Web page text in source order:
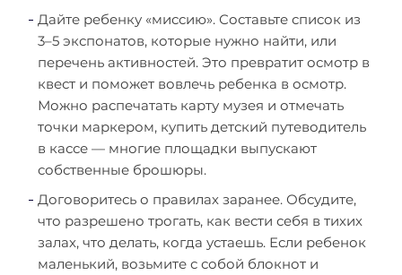
Дайте ребенку «миссию». Составьте список из
3–5 экспонатов, которые нужно найти, или
перечень активностей. Это превратит осмотр в
квест и поможет вовлечь ребенка в осмотр.
Можно распечатать карту музея и отмечать
точки маркером, купить детский путеводитель
в кассе — многие площадки выпускают
собственные брошюры.
Договоритесь о правилах заранее. Обсудите,
что разрешено трогать, как вести себя в тихих
залах, что делать, когда устаешь. Если ребенок
маленький, возьмите с собой блокнот и